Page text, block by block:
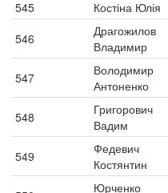
545
Костіна Юлія
546
Драгожилов
Владимир
547
Володимир
Антоненко
548
Григорович
Вадим
549
Федевич
Костянтин
Юрченко